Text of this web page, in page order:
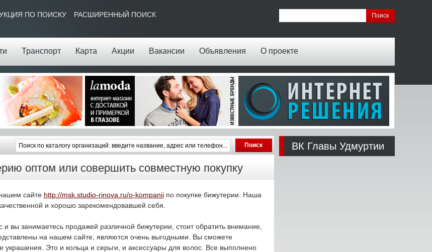
Транспорт Карта Акции Вакансии Объявления О проекте
ПО ПОИСКУ РАСШИРЕННЫЙ ПОИСК
оптом или совершить совместную покупку
сайте http://msk.studio-rinova.ru/o-kompaniiпо покупке бижутерии. Наша
и хорошо зарекомендовавшей себя.
и вы занимаетесь продажей различной бижутерии, стоит обратить внимание,
на нашем сайте, являются очень выгодными. Вы сможете
украшения. Это и кольца и серьги, и аксессуары для волос. Все выполнено
ВК Главы Удмуртии